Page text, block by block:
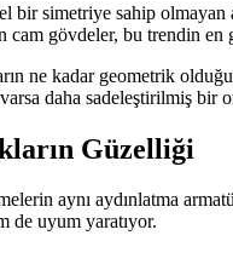
bir simetriye sahip
gövdeler, bu trendin en
ne kadar geometrik
daha sadeleştirilmiş bir
Güzelliği
aynı aydınlatma
de uyum yaratıyor.